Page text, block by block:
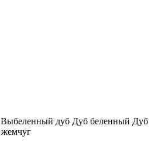
Выбеленный дуб Дуб беленный Дуб